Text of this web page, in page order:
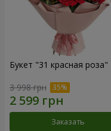
Букет "31 красная роза"
3 998 грн
Заказать